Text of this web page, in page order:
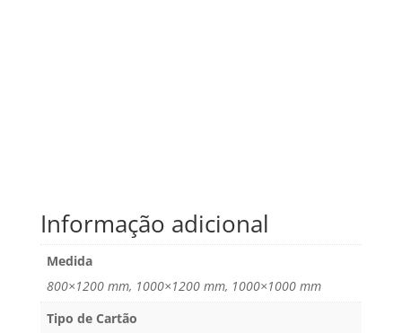
Informação adicional
Medida
800×1200 mm, 1000×1200 mm, 1000×1000 mm
Tipo de Cartão